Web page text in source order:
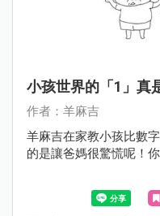
小孩世界的「1」真
作者：羊麻吉
羊麻吉在家教小孩比數
的是讓爸媽很驚慌呢！